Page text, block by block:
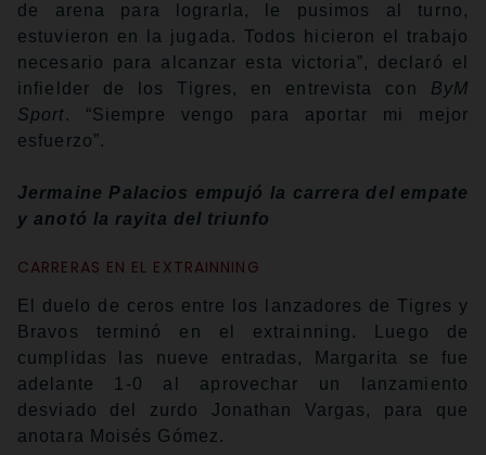
de arena para lograrla, le pusimos al turno,
estuvieron en la jugada. Todos hicieron el trabajo
necesario para alcanzar esta victoria”, declaró el
infielder de los Tigres, en entrevista con ByM
Sport. “Siempre vengo para aportar mi mejor
esfuerzo”.
Jermaine Palacios empujó la carrera del empate
y anotó la rayita del triunfo
CARRERAS EN EL EXTRAINNING
El duelo de ceros entre los lanzadores de Tigres y
Bravos terminó en el extrainning. Luego de
cumplidas las nueve entradas, Margarita se fue
adelante 1-0 al aprovechar un lanzamiento
desviado del zurdo Jonathan Vargas, para que
anotara Moisés Gómez.